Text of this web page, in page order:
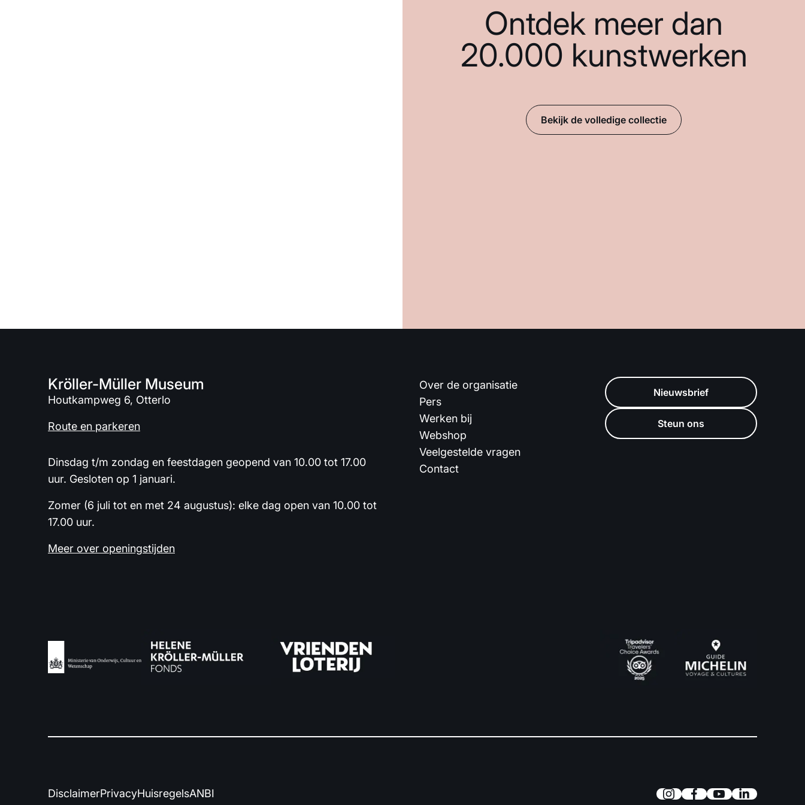
Ontdek meer dan
20.000 kunstwerken
Bekijk de volledige collectie
Kröller-Müller Museum
Houtkampweg 6, Otterlo
Route en parkeren
Dinsdag t/m zondag en feestdagen geopend van 10.00 tot 17.00
uur. Gesloten op 1 januari.
Zomer (6 juli tot en met 24 augustus): elke dag open van 10.00 tot
17.00 uur.
Meer over openingstijden
Over de organisatie
Pers
Werken bij
Webshop
Veelgestelde vragen
Contact
Nieuwsbrief
Steun ons
DisclaimerPrivacyHuisregelsANBI